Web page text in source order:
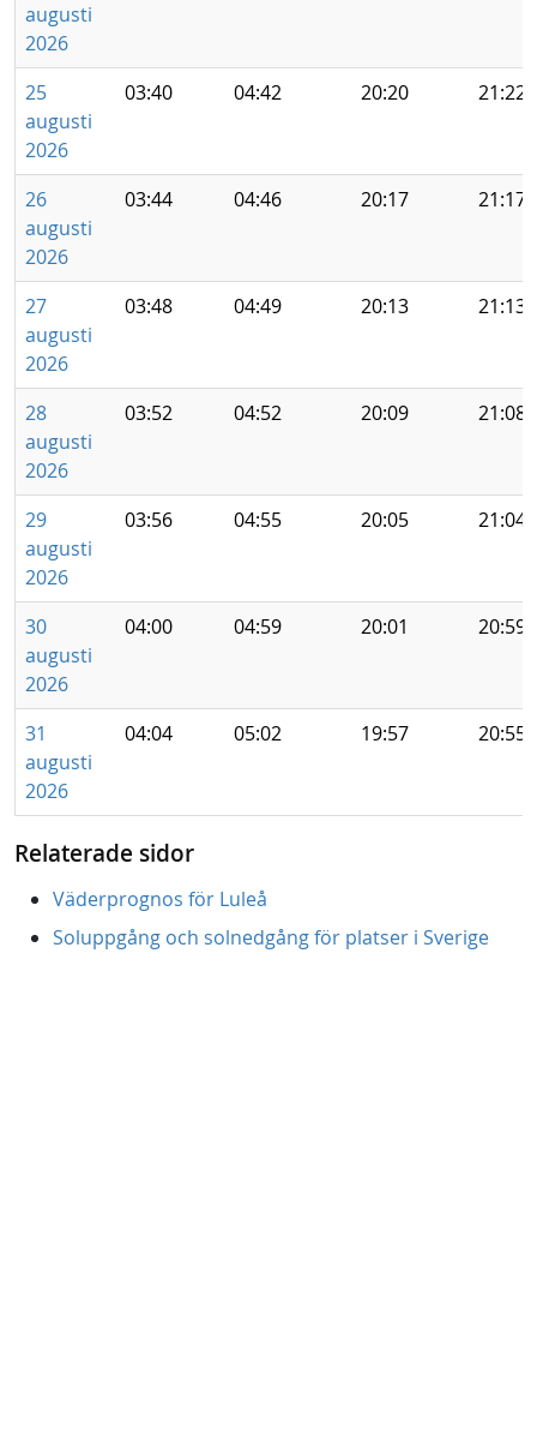
augusti
2026
25
augusti
2026
03:40 04:42 20:20 21:22
26
augusti
2026
03:44 04:46 20:17 21:17
27
augusti
2026
03:48 04:49 20:13 21:13
28
augusti
2026
03:52 04:52 20:09 21:08
29
augusti
2026
03:56 04:55 20:05 21:04
30
augusti
2026
04:00 04:59 20:01 20:59
31
augusti
2026
04:04 05:02 19:57 20:55
Relaterade sidor
Väderprognos för Luleå
Soluppgång och solnedgång för platser i Sverige